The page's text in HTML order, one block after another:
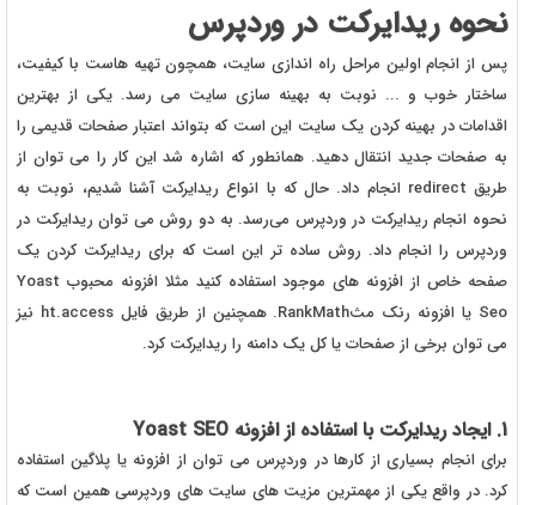
نحوه ریدایرکت در وردپرس
پس از انجام اولین مراحل راه اندازی سایت، همچون تهیه هاست با کیفیت،
ساختار خوب و ... نوبت به بهینه سازی سایت می رسد. یکی از بهترین
اقدامات در بهینه کردن یک سایت این است که بتواند اعتبار صفحات قدیمی را
به صفحات جدید انتقال دهید. همانطور که اشاره شد این کار را می توان از
طریق redirect انجام داد. حال که با انواع ریدایرکت آشنا شدیم، نوبت به
نحوه انجام ریدایرکت در وردپرس می‌رسد. به دو روش می توان ریدایرکت در
وردپرس را انجام داد. روش ساده تر این است که برای ریدایرکت کردن یک
صفحه خاص از افزونه های موجود استفاده کنید مثلا افزونه محبوب Yoast
Seo یا افزونه رنک مثRankMath. همچنین از طریق فایل ht.access نیز
می توان برخی از صفحات یا کل یک دامنه را ریدایرکت کرد.
1. ایجاد ریدایرکت با استفاده از افزونه Yoast SEO
برای انجام بسیاری از کارها در وردپرس می توان از افزونه یا پلاگین استفاده
کرد. در واقع یکی از مهمترین مزیت های سایت های وردپرسی همین است که